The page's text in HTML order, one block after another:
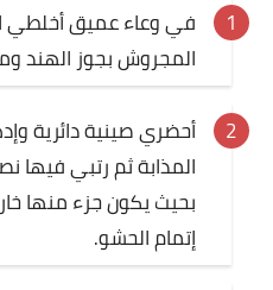
في وعاء عميق أخلطي
المجروش بجوز الهند
أحضري صينية دائرية
المذابة ثم رتبي فيها
بحيث يكون جزء منها
إتمام الحشو.